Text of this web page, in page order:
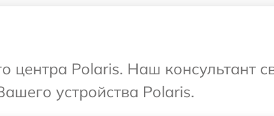
центра Polaris. Наш консультант
устройства Polaris.